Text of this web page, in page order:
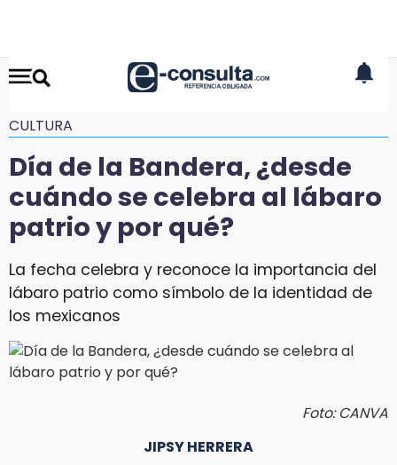
CULTURA
Día de la Bandera, ¿desde
cuándo se celebra al lábaro
patrio y por qué?
La fecha celebra y reconoce la importancia del
lábaro patrio como símbolo de la identidad de
los mexicanos
Foto: CANVA
JIPSY HERRERA